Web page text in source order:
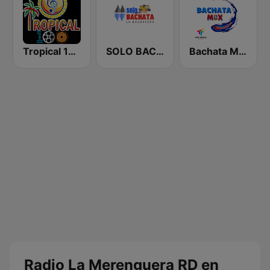
Tropical 100 Salsa SOLO BACHATA Bachata Mix Radio
Radio La Merenguera RD en